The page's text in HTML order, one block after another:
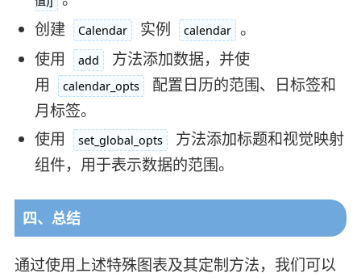
创建
Calendar 实例 calendar
。
使用
add
方法添加数据，并使
用
calendar_opts
配置日历的范围、日标签和
月标签。
使用
set_global_opts
方法添加标题和视觉映射
组件，用于表示数据的范围。
四、总结
通过使用上述特殊图表及其定制方法，我们可以